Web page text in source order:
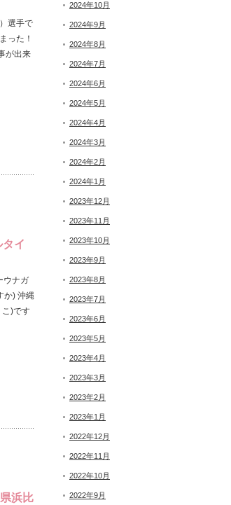
選手で
った！
が出来
イ
ウナガ
か) 沖縄
こ)です
浜比
2024年10月
2024年9月
2024年8月
2024年7月
2024年6月
2024年5月
2024年4月
2024年3月
2024年2月
2024年1月
2023年12月
2023年11月
2023年10月
2023年9月
2023年8月
2023年7月
2023年6月
2023年5月
2023年4月
2023年3月
2023年2月
2023年1月
2022年12月
2022年11月
2022年10月
2022年9月